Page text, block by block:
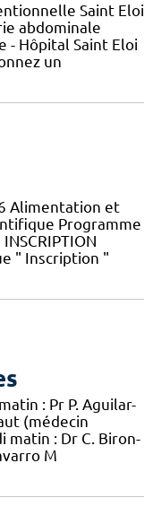
Saint Eloi
abdominale
- Hôpital Saint Eloi
un
Alimentation et
Programme
" Inscription "
: Pr P. Aguilar-
(médecin
matin : Dr C. Biron-
M